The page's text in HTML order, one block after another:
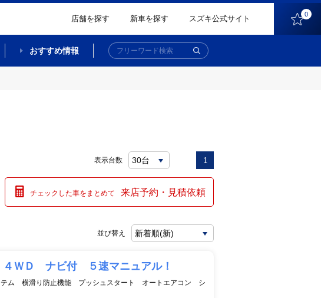
店舗を探す 新車を探す スズキ公式サイト 0
おすすめ情報
表示台数 1
チェックした車をまとめて 来店予約・見積依頼
並び替え
ＷＤ ナビ付 ５速マニュアル！
ム 横滑り防止機能 プッシュスタート オートエアコン シ